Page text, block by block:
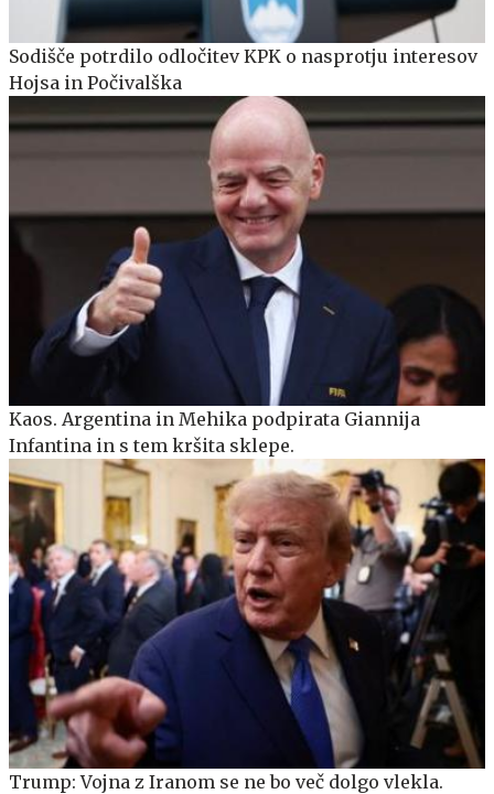
Sodišče potrdilo odločitev KPK o nasprotju interesov
Hojsa in Počivalška
Kaos. Argentina in Mehika podpirata Giannija
Infantina in s tem kršita sklepe.
Trump: Vojna z Iranom se ne bo več dolgo vlekla.